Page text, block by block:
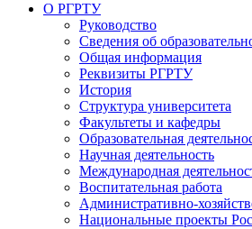
О РГРТУ
Руководство
Сведения об
Общая информация
Реквизиты РГРТУ
История
Структура университета
Факультеты и кафедры
Образовательная
Научная деятельность
Международная
Воспитательная работа
Административно-
Национальные проекты